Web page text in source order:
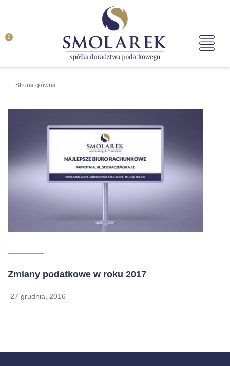
0
Strona główna
Zmiany podatkowe w roku 2017
27 grudnia, 2016